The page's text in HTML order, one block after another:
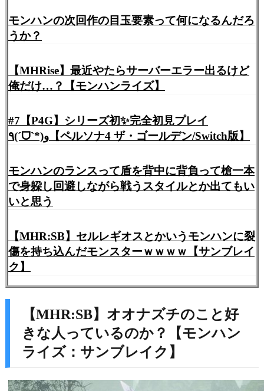
モンハンの次回作の目玉要素って何になるんだろ
うか？
【MHRise】最近やたらサーバーエラー出るけど
俺だけ…？【モンハンライズ】
#7【P4G】シリーズ初✨完全初見プレイ
٩(ˊᗜˋ*)و【ペルソナ4 ザ・ゴールデン/Switch版】
モンハンのランスって盾を背中に背負って槍一本
で身躱し回避しながら戦うスタイルとか出てもい
いと思う
【MHR:SB】セルレギオスとかいうモンハンに裂
傷を持ち込んだモンスターｗｗｗｗ【サンブレイ
ク】
【MHR:SB】オオナズチのこと好
きな人っているのか？【モンハン
ライズ：サンブレイク】